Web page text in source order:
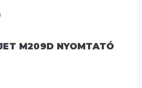
M209D NYOMTATÓ